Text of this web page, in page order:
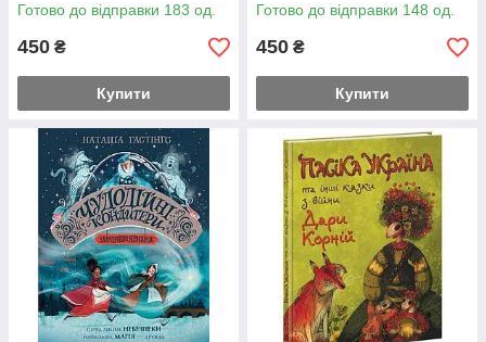
Готово до відправки 183 од.
450 ₴
Купити
Готово до відправки 148 од.
450 ₴
Купити